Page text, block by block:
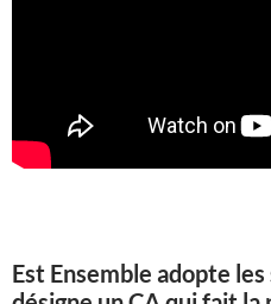
Est Ensemble adopte